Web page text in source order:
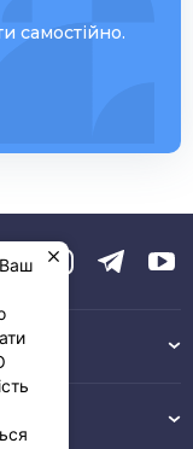
самостійно.